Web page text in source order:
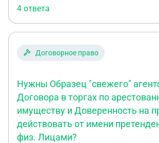
сопровождает другую организацию
аукционах в рамках 44-фз и в
нашего контрагента, прописать
заключить с нами договор
по которому был выигран аукцион.
4 ответа
Договорное право
Нужны Образец "свежего"
Договора в торгах по
имуществу и Доверенность на
действовать от имени
физ. Лицами?